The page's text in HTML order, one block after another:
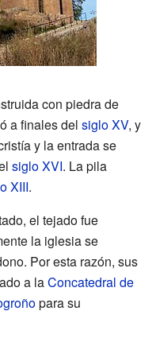
con piedra de
a finales del siglo XV, y
y la entrada se
siglo XVI. La pila
XIII.
el tejado fue
la iglesia se
Por esta razón, sus
a laConcatedral de
para su